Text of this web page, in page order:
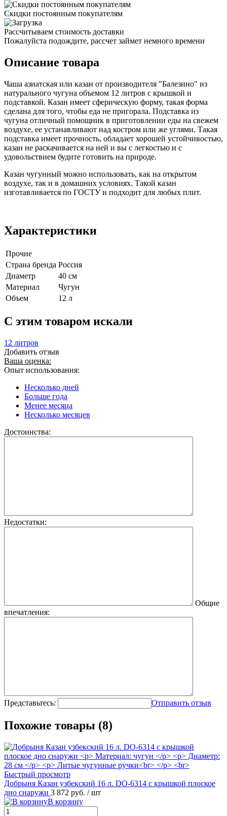
Скидки постоянным покупателям
Рассчитываем стоимость доставки
Пожалуйста подождите, рассчет займет немного времени
Описание товара
Чаша азиатская или казан от производителя "Балезино" из
натурального чугуна объемом 12 литров с крышкой и
подставкой. Казан имеет сферическую форму, такая форма
сделана для того, чтобы еда не пригорала. Подставка из
чугуна отличный помощник в приготовлении еды на свежем
воздухе, ее устанавливают над костром или же углями. Такая
подставка имеет прочность, обладает хорошей устойчивостью,
казан не раскачивается на ней и вы с легкостью и с
удовольствием будите готовить на природе.
Казан чугунный можно использовать, как на открытом
воздухе, так и в домашних условиях. Такой казан
изготавливается по ГОСТУ и подходит для любых плит.
Характеристики
Прочие
Страна бренда Россия
Диаметр
40 см
Материал
Чугун
Объем
12 л
C этим товаром искали
12 литров
Добавить отзыв
Ваша оценка:
Опыт использования:
Несколько дней
Больше года
Менее месяца
Несколько месяцев
Достоинства:
Недостатки:
Общие
впечатления:
Представьтесь: Отправить отзыв
Похожие товары (8)
Быстрый просмотр
Добрыня Казан узбекский 16 л. DO-6314 с крышкой плоское
дно снаружи 3 872 руб. / шт
В корзину